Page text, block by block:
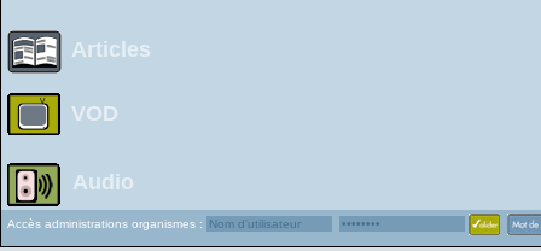
Articles
VOD
Audio
Accès administrations organismes :